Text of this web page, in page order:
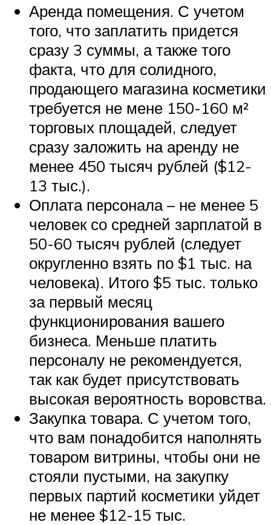
Аренда помещения. С учетом
того, что заплатить придется
сразу 3 суммы, а также того
факта, что для солидного,
продающего магазина косметики
требуется не мене 150-160 м²
торговых площадей, следует
сразу заложить на аренду не
менее 450 тысяч рублей ($12-
13 тыс.).
Оплата персонала – не менее 5
человек со средней зарплатой в
50-60 тысяч рублей (следует
округленно взять по $1 тыс. на
человека). Итого $5 тыс. только
за первый месяц
функционирования вашего
бизнеса. Меньше платить
персоналу не рекомендуется,
так как будет присутствовать
высокая вероятность воровства.
Закупка товара. С учетом того,
что вам понадобится наполнять
товаром витрины, чтобы они не
стояли пустыми, на закупку
первых партий косметики уйдет
не менее $12-15 тыс.